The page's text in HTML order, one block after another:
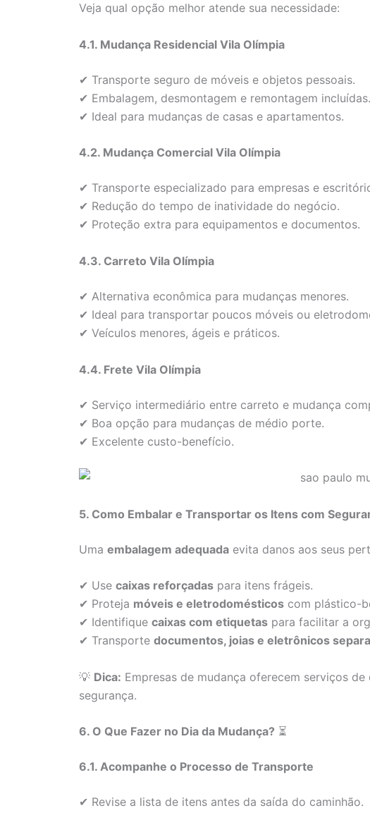
Veja qual opção melhor atende sua necessidade:
4.1. Mudança Residencial Vila Olímpia
✔ Transporte seguro de móveis e objetos pessoais.
✔ Embalagem, desmontagem e remontagem incluídas.
✔ Ideal para mudanças de casas e apartamentos.
4.2. Mudança Comercial Vila Olímpia
✔ Transporte especializado para empresas e
✔ Redução do tempo de inatividade do negócio.
✔ Proteção extra para equipamentos e documentos.
4.3. Carreto Vila Olímpia
✔ Alternativa econômica para mudanças menores.
✔ Ideal para transportar poucos móveis ou
✔ Veículos menores, ágeis e práticos.
4.4. Frete Vila Olímpia
✔ Serviço intermediário entre carreto e mudança
✔ Boa opção para mudanças de médio porte.
✔ Excelente custo-benefício.
5. Como Embalar e Transportar os Itens com
Uma embalagem adequada evita danos aos seus
✔ Use caixas reforçadas para itens frágeis.
✔ Proteja móveis e eletrodomésticos com plástico-
✔ Identifique caixas com etiquetas para facilitar a
✔ Transporte documentos, joias e eletrônicos
💡 Dica: Empresas de mudança oferecem serviços
segurança.
6. O Que Fazer no Dia da Mudança? ⏳
6.1. Acompanhe o Processo de Transporte
✔ Revise a lista de itens antes da saída do caminhão.